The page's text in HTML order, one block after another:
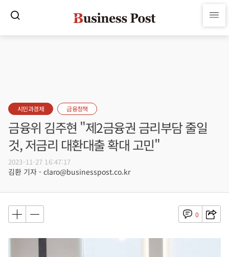
시민과경제 금융정책
금융위 김주현 "제2금융권 금리부담 줄일
것, 저금리 대환대출 확대 고민"
2023-11-27 16:47:17
김환 기자 - claro@businesspost.co.kr
0